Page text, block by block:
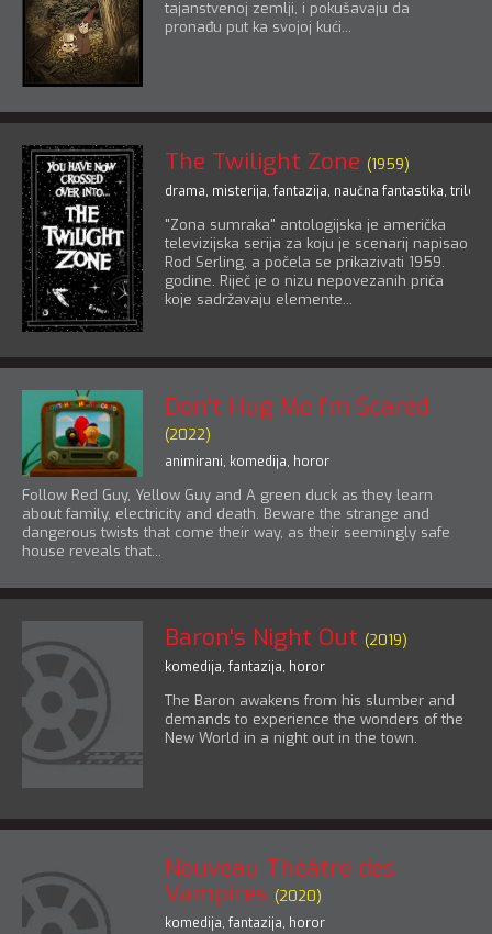
tajanstvenoj zemlji, i pokušavaju da
pronađu put ka svojoj kući...
The Twilight Zone (1959)
drama, misterija, fantazija, naučna fantastika, triler
"Zona sumraka" antologijska je američka
televizijska serija za koju je scenarij napisao
Rod Serling, a počela se prikazivati 1959.
godine. Riječ je o nizu nepovezanih priča
koje sadržavaju elemente...
Don't Hug Me I'm Scared
(2022)
animirani, komedija, horor
Follow Red Guy, Yellow Guy and A green duck as they learn
about family, electricity and death. Beware the strange and
dangerous twists that come their way, as their seemingly safe
house reveals that...
Baron's Night Out (2019)
komedija, fantazija, horor
The Baron awakens from his slumber and
demands to experience the wonders of the
New World in a night out in the town.
Nouveau Théâtre des
Vampires (2020)
komedija, fantazija, horor